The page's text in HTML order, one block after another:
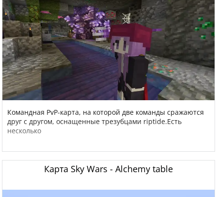
Командная PvP-карта, на которой две команды сражаются
друг с другом, оснащенные трезубцами riptide.Есть
несколько
Карта Sky Wars - Alchemy table